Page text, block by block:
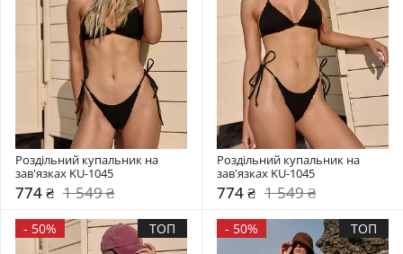
Роздільний купальник на
зав'язках KU-1045
774 ₴ 1 549 ₴
Роздільний купальник на
зав'язках KU-1045
774 ₴ 1 549 ₴
- 50% ТОП - 50% ТОП